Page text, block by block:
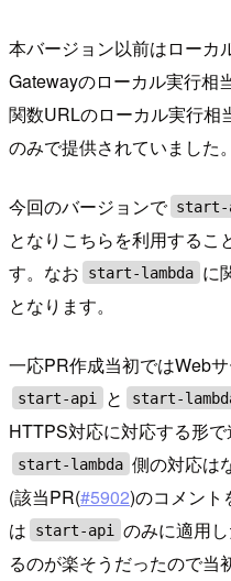
本バージョン以前はローカ
Gatewayのローカル実行相
関数URLのローカル実行相
のみで提供されていました。
今回のバージョンで start-
となりこちらを利用するこ
す。なお
start-lambda に
となります。
一応PR作成当初ではWeb
start-api と start-
HTTPS対応に対応する形
start-lambda 側の対応は
(該当PR(#5902)のコメント
は
start-api
のみに適用
るのが楽そうだったので当